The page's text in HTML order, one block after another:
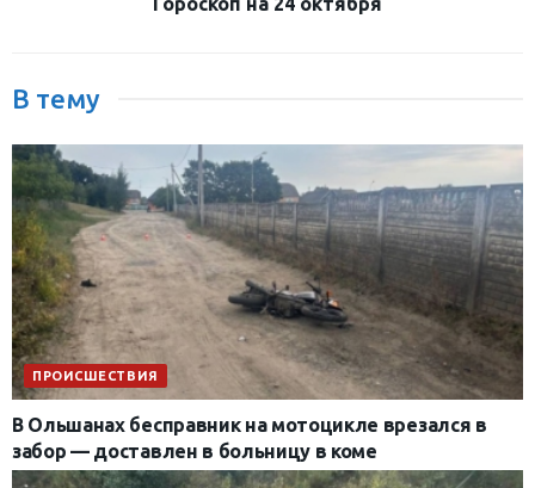
В тему
ПРОИСШЕСТВИЯ
В Ольшанах бесправник на мотоцикле врезался в
забор — доставлен в больницу в коме